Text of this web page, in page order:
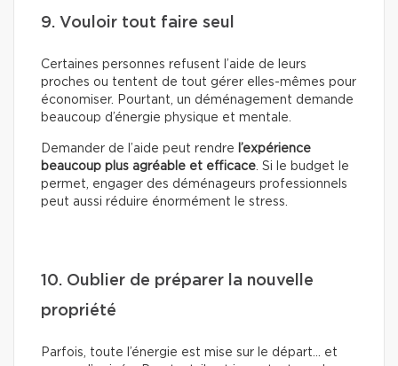
9. Vouloir tout faire seul
Certaines personnes refusent l’aide de leurs
proches ou tentent de tout gérer elles-mêmes pour
économiser. Pourtant, un déménagement demande
beaucoup d’énergie physique et mentale.
Demander de l’aide peut rendre l’expérience
beaucoup plus agréable et efficace. Si le budget le
permet, engager des déménageurs professionnels
peut aussi réduire énormément le stress.
10. Oublier de préparer la nouvelle
propriété
Parfois, toute l’énergie est mise sur le départ… et